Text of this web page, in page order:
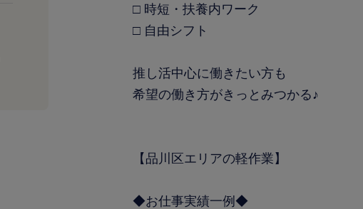
□ 時短・扶養内ワーク
□ 自由シフト
推し活中心に働きたい方も
希望の働き方がきっとみつかる♪
【品川区エリアの軽作業】
◆お仕事実績一例◆